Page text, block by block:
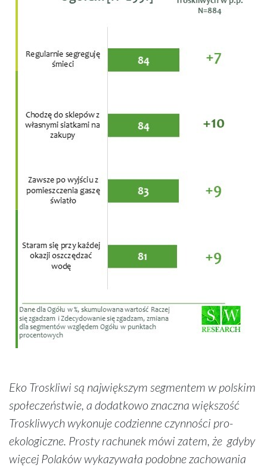
Eko Troskliwi są największym segmentem w polskim
społeczeństwie, a dodatkowo znaczna większość
Troskliwych wykonuje codzienne czynności pro-
ekologiczne. Prosty rachunek mówi zatem, że gdyby
więcej Polaków wykazywała podobne zachowania